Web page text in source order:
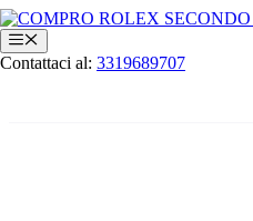
Vai
al
contenuto
Menu
Contattaci al: 3319689707